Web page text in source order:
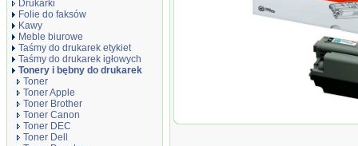
Drukarki
Folie do faksów
Kawy
Meble biurowe
Taśmy do drukarek etykiet
Taśmy do drukarek igłowych
Tonery i bębny do drukarek
Toner
Toner Apple
Toner Brother
Toner Canon
Toner DEC
Toner Dell
Oryginał Toner Oki do